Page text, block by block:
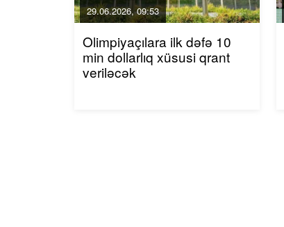
29.06.2026, 09:53
Olimpiyaçılara ilk dəfə 10
min dollarlıq xüsusi qrant
veriləcək